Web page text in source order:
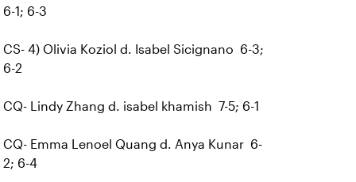
6-1; 6-3
CS- 4) Olivia Koziol d. Isabel Sicignano 6-3;
6-2
CQ- Lindy Zhang d. isabel khamish 7-5; 6-1
CQ- Emma Lenoel Quang d. Anya Kunar 6-
2; 6-4